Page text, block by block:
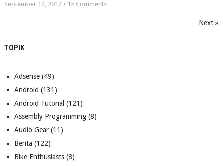
September 12, 2012 • 15Comments
Next »
TOPIK
Adsense(49)
Android (131)
Android Tutorial (121)
Assembly Programming(8)
Audio Gear(11)
Berita (122)
Bike Enthusiasts(8)